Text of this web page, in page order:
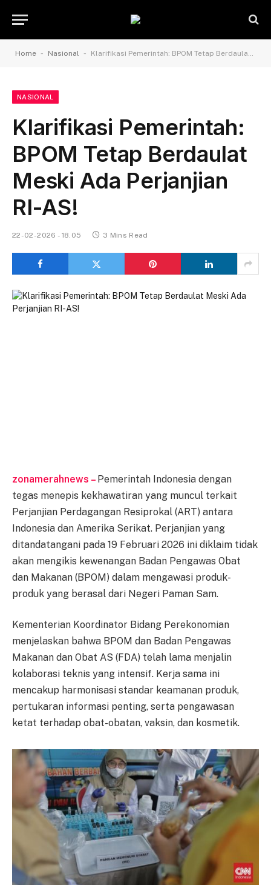
Home - Nasional - Klarifikasi Pemerintah: BPOM Tetap Berdaulat Meski Ada Perjanjian RI-AS!
NASIONAL
Klarifikasi Pemerintah:
BPOM Tetap Berdaulat
Meski Ada Perjanjian
RI-AS!
22-02-2026 - 18.05 3 Mins Read
zonamerahnews – Pemerintah Indonesia dengan
tegas menepis kekhawatiran yang muncul terkait
Perjanjian Perdagangan Resiprokal (ART) antara
Indonesia dan Amerika Serikat. Perjanjian yang
ditandatangani pada 19 Februari 2026 ini diklaim tidak
akan mengikis kewenangan Badan Pengawas Obat
dan Makanan (BPOM) dalam mengawasi produk-
produk yang berasal dari Negeri Paman Sam.
Kementerian Koordinator Bidang Perekonomian
menjelaskan bahwa BPOM dan Badan Pengawas
Makanan dan Obat AS (FDA) telah lama menjalin
kolaborasi teknis yang intensif. Kerja sama ini
mencakup harmonisasi standar keamanan produk,
pertukaran informasi penting, serta pengawasan
ketat terhadap obat-obatan, vaksin, dan kosmetik.